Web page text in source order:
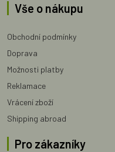
Vše o nákupu
Obchodní podmínky
Doprava
Možnosti platby
Reklamace
Vrácení zboží
Shipping abroad
Pro zákazníky